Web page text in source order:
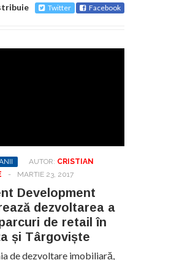
Twitter Facebook
AUTOR: CRISTIAN
- MARTIE 23, 2017
Development
dezvoltarea a
de retail în
și Târgoviște
de dezvoltare imobiliară,